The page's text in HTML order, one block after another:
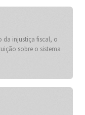
da injustiça fiscal, o
sobre o sistema